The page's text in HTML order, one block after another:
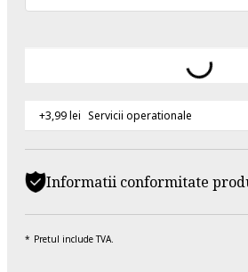
+3,99 lei Servicii operationale
Informatii conformitate
Pretul include TVA.